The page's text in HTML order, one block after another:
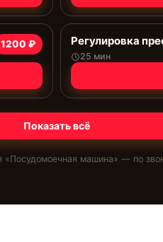
1200 ₽ Регулировка
25 мин
Показать всё
«Посудомоечная машина» — по